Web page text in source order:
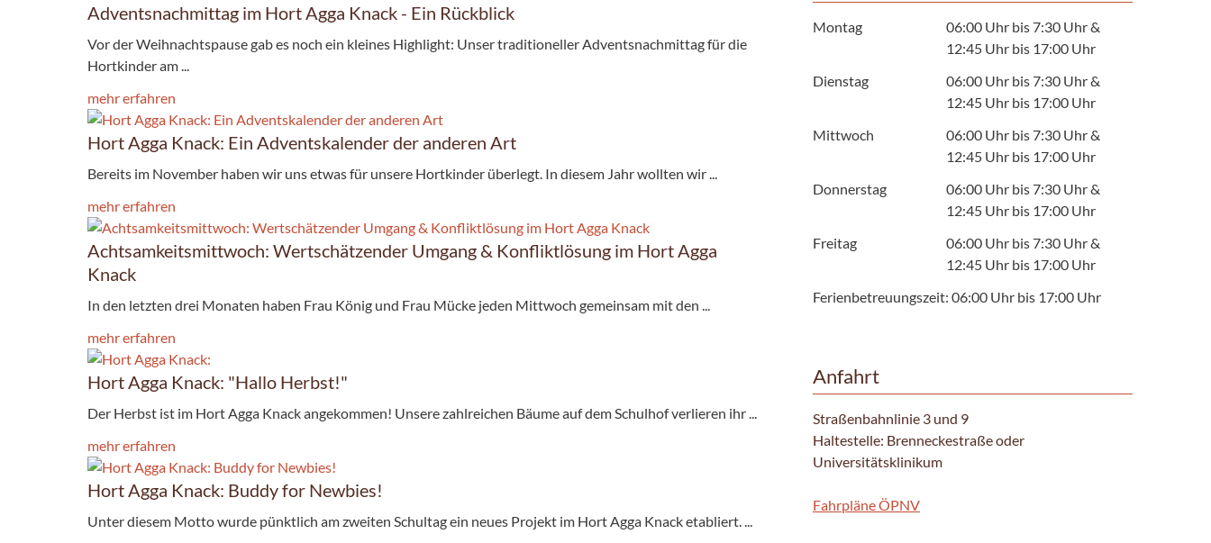
Adventsnachmittag im Hort Agga Knack - Ein Rückblick
Vor der Weihnachtspause gab es noch ein kleines Highlight: Unser traditioneller Adventsnachmittag für die
Hortkinder am ...
mehr erfahren
Hort Agga Knack: Ein Adventskalender der anderen Art
Bereits im November haben wir uns etwas für unsere Hortkinder überlegt. In diesem Jahr wollten wir ...
mehr erfahren
Achtsamkeitsmittwoch: Wertschätzender Umgang & Konfliktlösung im Hort Agga
Knack
In den letzten drei Monaten haben Frau König und Frau Mücke jeden Mittwoch gemeinsam mit den ...
mehr erfahren
Hort Agga Knack: "Hallo Herbst!"
Der Herbst ist im Hort Agga Knack angekommen! Unsere zahlreichen Bäume auf dem Schulhof verlieren ihr ...
mehr erfahren
Hort Agga Knack: Buddy for Newbies!
Unter diesem Motto wurde pünktlich am zweiten Schultag ein neues Projekt im Hort Agga Knack etabliert. ...
Montag
06:00 Uhr bis 7:30 Uhr &
12:45 Uhr bis 17:00 Uhr
Dienstag
06:00 Uhr bis 7:30 Uhr &
12:45 Uhr bis 17:00 Uhr
Mittwoch
06:00 Uhr bis 7:30 Uhr &
12:45 Uhr bis 17:00 Uhr
Donnerstag
06:00 Uhr bis 7:30 Uhr &
12:45 Uhr bis 17:00 Uhr
Freitag
06:00 Uhr bis 7:30 Uhr &
12:45 Uhr bis 17:00 Uhr
Ferienbetreuungszeit: 06:00 Uhr bis 17:00 Uhr
Anfahrt
Straßenbahnlinie 3 und 9
Haltestelle: Brenneckestraße oder
Universitätsklinikum
Fahrpläne ÖPNV